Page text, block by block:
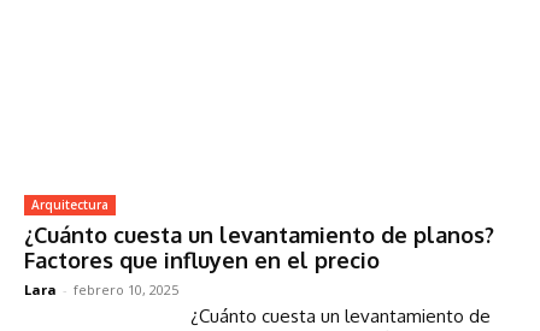
Arquitectura
¿Cuánto cuesta un levantamiento de planos?
Factores que influyen en el precio
Lara - febrero 10, 2025
¿Cuánto cuesta un levantamiento de